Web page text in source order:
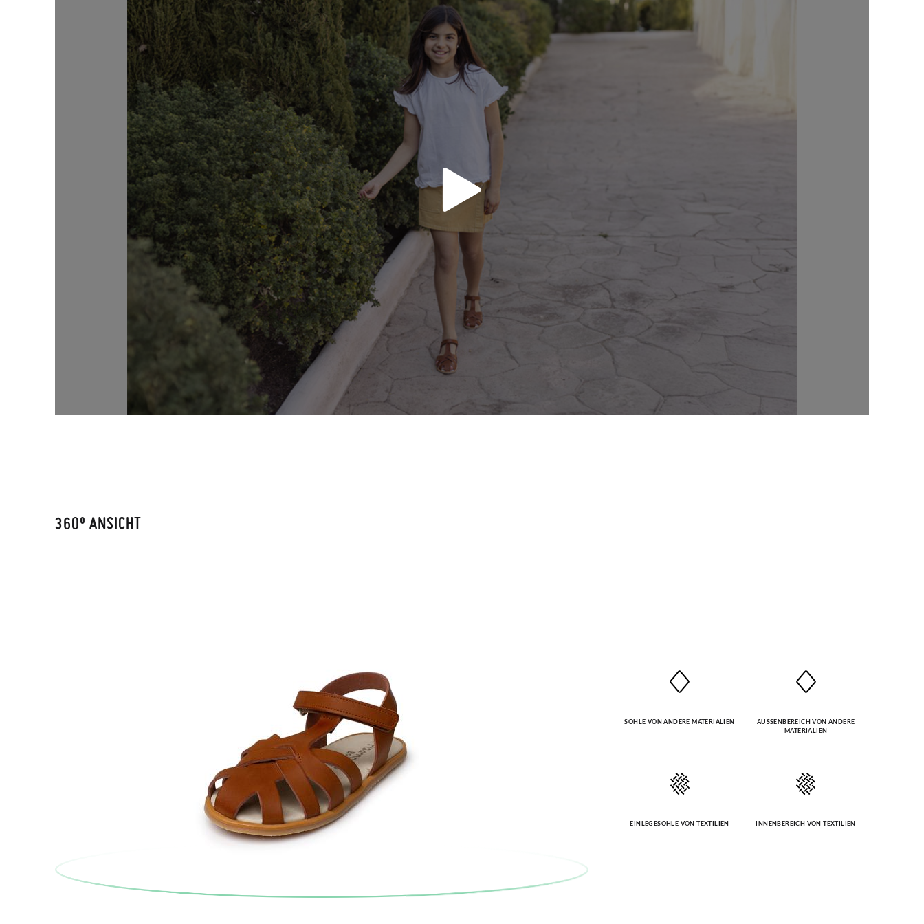
360º ANSICHT
SOHLE VON ANDERE MATERIALIEN
AUSSENBEREICH VON ANDERE M
ATERIALIEN
EINLEGESOHLE VON TEXTILIEN INNENBEREICH VON TEXTILIEN